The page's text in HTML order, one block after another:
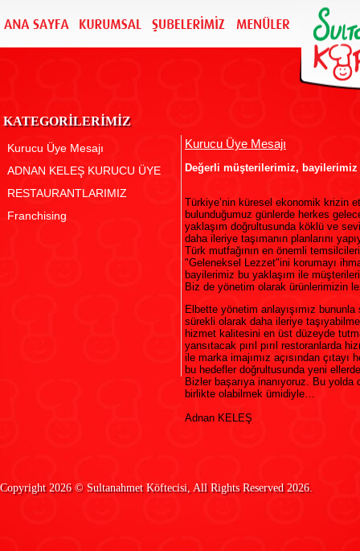
KATEGORİLERİMİZ
Kurucu Üye Mesajı
ADNAN KELEŞ KURUCU ÜYE
RESTAURANTLARIMIZ
Franchising
Kurucu Üye Mesajı
Değerli müşterilerimiz, bayilerimiz
Türkiye’nin küresel ekonomik krizin
bulunduğumuz günlerde herkes
yaklaşım doğrultusunda köklü ve
daha ileriye taşımanın planlarını
Türk mutfağının en önemli
"Geleneksel Lezzet"ini korumayı
bayilerimiz bu yaklaşım ile
Biz de yönetim olarak ürünlerimizin
Elbette yönetim anlayışımız
sürekli olarak daha ileriye
hizmet kalitesini en üst düzeyde
yansıtacak pırıl pırıl restoranlarda
ile marka imajımız açısından
bu hedefler doğrultusunda yeni
Bizler başarıya inanıyoruz. Bu
birlikte olabilmek ümidiyle…
Adnan KELEŞ
Copyright 2026 © Sultanahmet Köftecisi, All Rights Reserved 2026.